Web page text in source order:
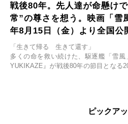
戦後80年。先人達が命懸け
常”の尊さを想う。映画「雪
年8月15日（金）より全国公
「生きて帰る 生きて還す」
多くの命を救い続けた、駆逐艦「雪
YUKIKAZE』が戦後80年の節目となる
くの仲間の命を救い帰還させ、戦後ま
ピックア